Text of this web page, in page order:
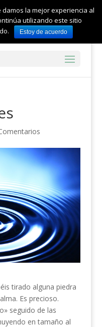
tirado alguna piedra
Es precioso.
seguido de las
en tamaño al
la mejor experiencia al
utilizando este sitio
Estoy de acuerdo